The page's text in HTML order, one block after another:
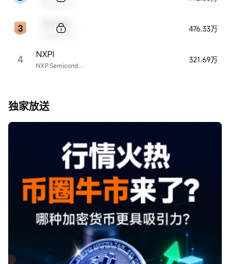
476.33万
4 NXP Semiconductors
NXPI 321.69万
独家放送